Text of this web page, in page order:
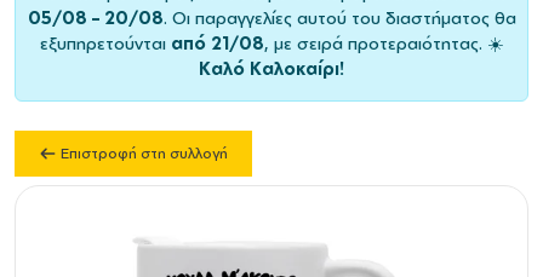
05/08 – 20/08. Οι παραγγελίες αυτού του διαστήματος θα
εξυπηρετούνται από 21/08, με σειρά προτεραιότητας. ☀️
Καλό Καλοκαίρι!
Επιστροφή στη συλλογή